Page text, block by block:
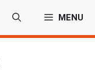
MENU